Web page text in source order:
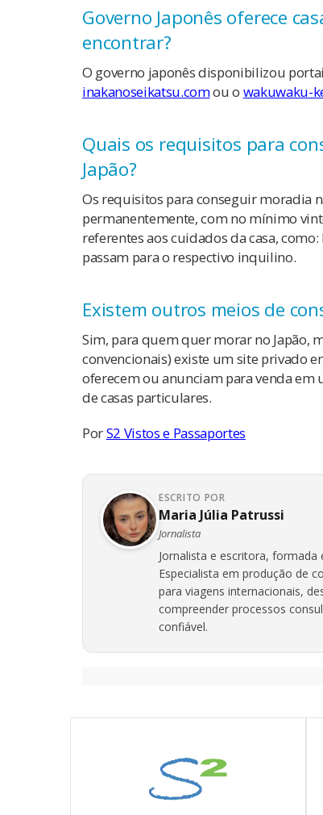
Governo Japonês oferece
encontrar?
O governo japonês disponibilizou
inakanoseikatsu.comou o wakuwaku-
Quais os requisitos para
Japão?
Os requisitos para conseguir moradia
permanentemente, com no mínimo
referentes aos cuidados da casa,
passam para o respectivo inquilino.
Existem outros meios de
Sim, para quem quer morar no Japão,
convencionais) existe um site privado
oferecem ou anunciam para venda
de casas particulares.
PorS2 Vistos e Passaportes
ESCRITO POR
Maria Júlia Patrussi
Jornalista
Jornalista e escritora, formada
Especialista em produção de
para viagens internacionais,
compreender processos
confiável.